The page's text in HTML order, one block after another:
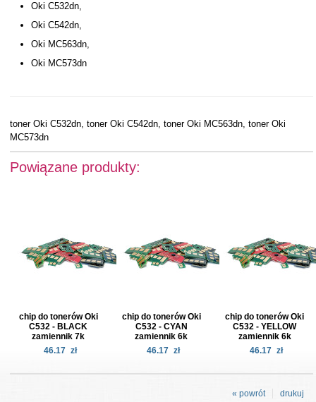
Oki C532dn,
Oki C542dn,
Oki MC563dn,
Oki MC573dn
toner Oki C532dn, toner Oki C542dn, toner Oki MC563dn, toner Oki
MC573dn
Powiązane produkty:
chip do tonerów Oki
C532 - BLACK
zamiennik 7k
46.17 zł
chip do tonerów Oki
C532 - CYAN
zamiennik 6k
46.17 zł
chip do tonerów Oki
C532 - YELLOW
zamiennik 6k
46.17 zł
drukuj
« powrót